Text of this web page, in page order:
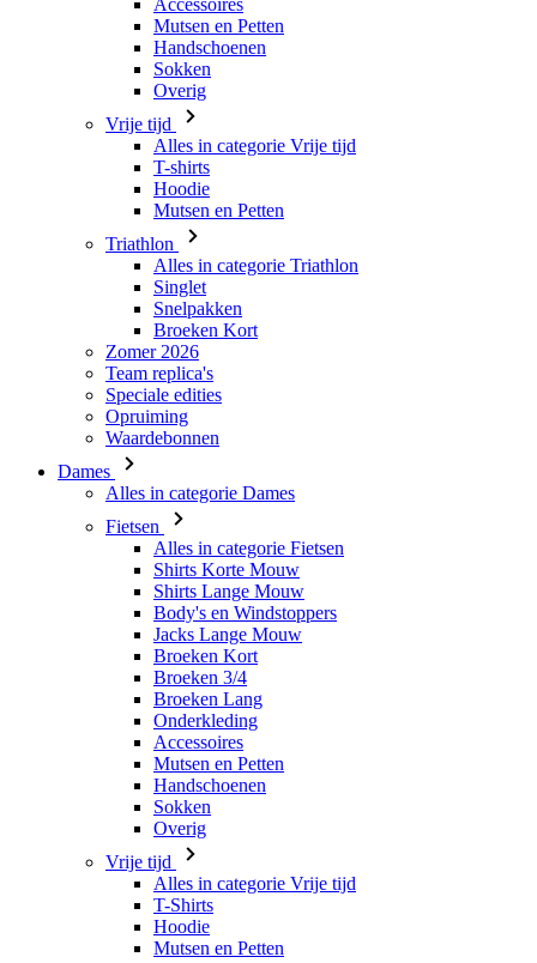
Vrije tijd
Alles in categorie Vrije tijd
T-shirts
Hoodie
Mutsen en Petten
Triathlon
Alles in categorie Triathlon
Singlet
Snelpakken
Broeken Kort
Zomer 2026
Team replica's
Speciale edities
Opruiming
Waardebonnen
Dames
Alles in categorie Dames
Fietsen
Alles in categorie Fietsen
Shirts Lange Mouw
Body's en Windstoppers
Jacks Lange Mouw
Broeken Kort
Broeken 3/4
Broeken Lang
Onderkleding
Accessoires
Mutsen en Petten
Handschoenen
Sokken
Overig
Vrije tijd
Alles in categorie Vrije tijd
T-Shirts
Hoodie
Mutsen en Petten
Triathlon
Alles in categorie Triathlon
Singlet
Snelpakken